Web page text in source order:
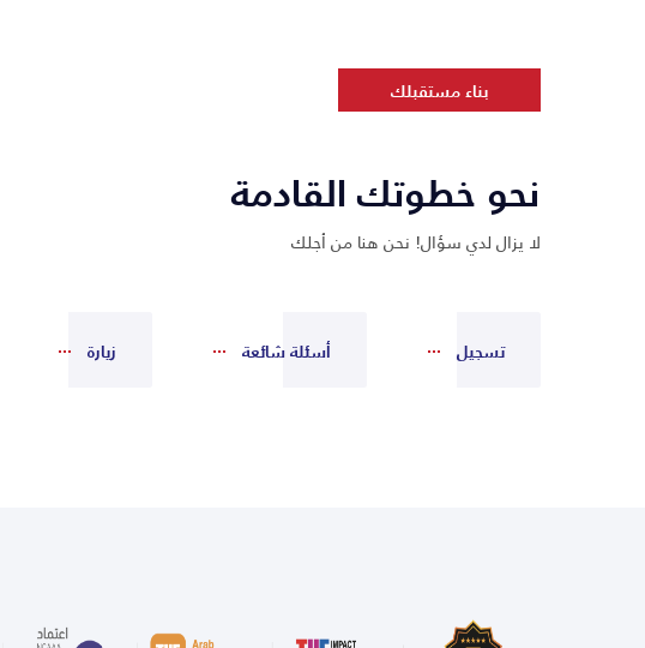
بناء مستقبلك
نحو خطوتك القادمة
لا يزال لدي سؤال! نحن هنا من أجلك
تسجيل أسئلة شائعة زيارة